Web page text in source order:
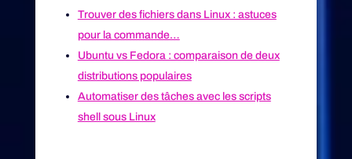
Trouver des fichiers dans Linux : astuces
pour la commande…
Ubuntu vs Fedora : comparaison de deux
distributions populaires
Automatiser des tâches avec les scripts
shell sous Linux